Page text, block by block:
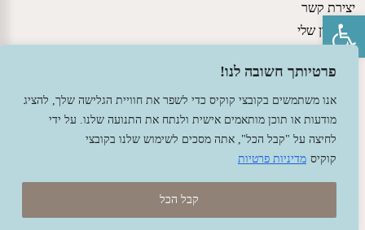
פתח סרגל נגישות
פרטיותך חשובה לנו!
אנו משתמשים בקובצי קוקיס כדי לשפר את חוויית הגלישה שלך, להציג
מודעות או תוכן מותאמים אישית ולנתח את התנועה שלנו. על ידי
לחיצה על "קבל הכל", אתה מסכים לשימוש שלנו בקובצי
קוקיס מדיניות פרטיות
קבל הכל
יצירת קשר
החשבון שלי
מדיניות משלוחים ותקנון האתר
הצהרת נגישות